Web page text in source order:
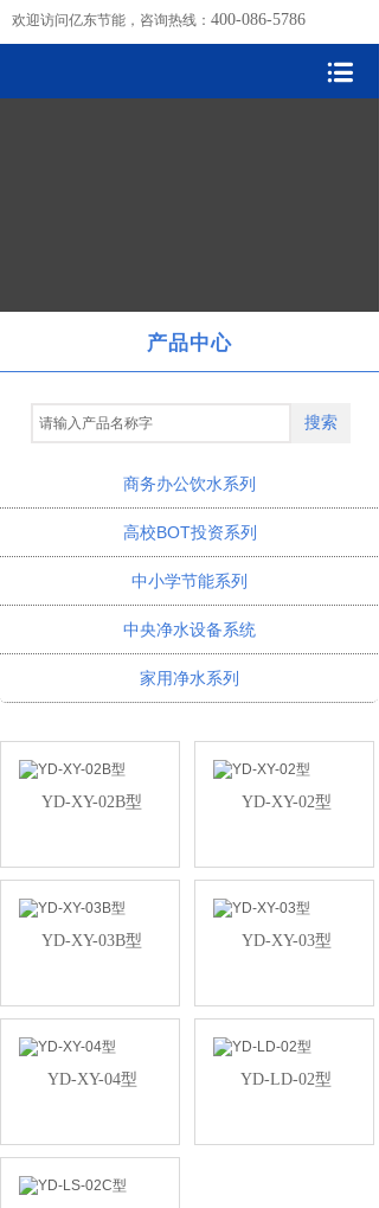
欢迎访问亿东节能，咨询热线： 400-086-5786
产品中心
商务办公饮水系列
高校BOT投资系列
中小学节能系列
中央净水设备系统
家用净水系列
搜索
YD-XY-02B型 YD-XY-02型
YD-XY-03B型 YD-XY-03型
YD-XY-04型 YD-LD-02型